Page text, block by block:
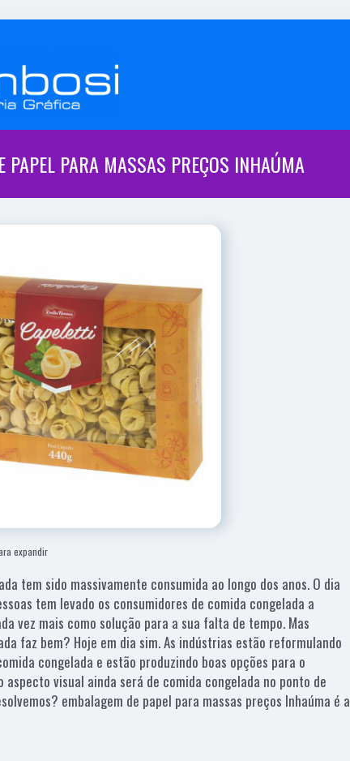
PAPEL PARA MASSAS PREÇOS INHAÚMA
expandir
tem sido massivamente consumida ao longo dos anos. O dia
tem levado os consumidores de comida congelada a
vez mais como solução para a sua falta de tempo. Mas
faz bem? Hoje em dia sim. As indústrias estão reformulando
congelada e estão produzindo boas opções para o
aspecto visual ainda será de comida congelada no ponto de
embalagem de papel para massas preços Inhaúma é a